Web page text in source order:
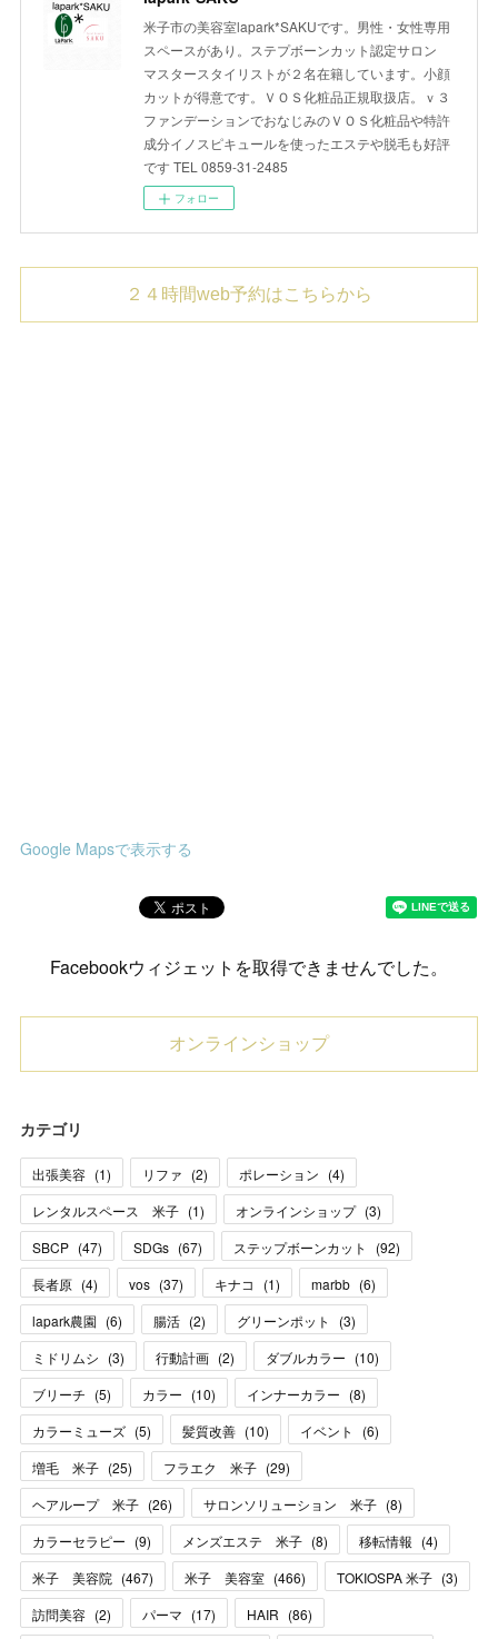
米子市の美容室lapark*SAKUです。男性・女性専用
スペースがあり。ステプボーンカット認定サロン
マスタースタイリストが２名在籍しています。小顔
カットが得意です。ＶＯＳ化粧品正規取扱店。ｖ３
ファンデーションでおなじみのＶＯＳ化粧品や特許
成分イノスピキュールを使ったエステや脱毛も好評
です TEL 0859-31-2485
フォロー
２４時間web予約はこちらから
Google Mapsで表示する
Facebookウィジェットを取得できませんでした。
オンラインショップ
カテゴリ
出張美容 (1) リファ (2) ポレーション (4)
レンタルスペース 米子 (1) オンラインショップ (3)
SBCP (47) SDGs (67) ステップボーンカット (92)
長者原 (4) vos (37) キナコ (1) marbb (6)
lapark農園 (6) 腸活 (2) グリーンポット (3)
ミドリムシ (3) 行動計画 (2) ダブルカラー (10)
ブリーチ (5) カラー (10) インナーカラー (8)
カラーミューズ (5) 髪質改善 (10) イベント (6)
増毛 米子 (25) フラエク 米子 (29)
ヘアループ 米子 (26) サロンソリューション 米子 (8)
カラーセラピー (9) メンズエステ 米子 (8) 移転情報 (4)
米子 美容院 (467) 米子 美容室 (466) TOKIOSPA 米子 (3)
訪問美容 (2) パーマ (17) HAIR (86)